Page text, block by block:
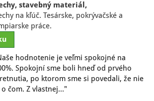
stavebný materiál,
na kľúč. Tesárske, pokrývačské a
práce.
hodnotenie je veľmi spokojné na
Spokojní sme boli hneď od prvého
po ktorom sme si povedali, že nie
o čom. Z vlastnej…"